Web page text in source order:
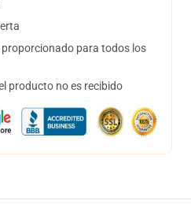
para todos los
producto no es recibido